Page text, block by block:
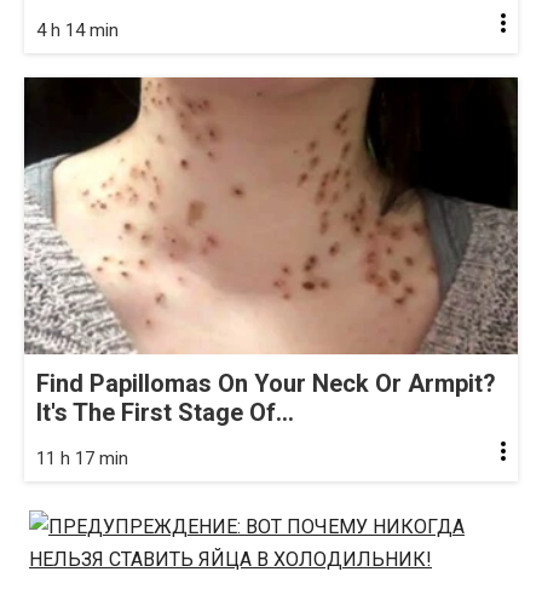
4 h 14 min
Find Papillomas On Your Neck Or Armpit?
It's The First Stage Of...
11 h 17 min